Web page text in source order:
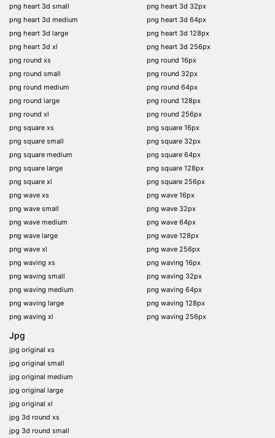
png heart 3d small
png heart 3d medium
png heart 3d large
png heart 3d xl
png round xs
png round small
png round medium
png round large
png round xl
png square xs
png square small
png square medium
png square large
png square xl
png wave xs
png wave small
png wave medium
png wave large
png wave xl
png waving xs
png waving small
png waving medium
png waving large
png waving xl
png heart 3d 32px
png heart 3d 64px
png heart 3d 128px
png heart 3d 256px
png round 16px
png round 32px
png round 64px
png round 128px
png round 256px
png square 16px
png square 32px
png square 64px
png square 128px
png square 256px
png wave 16px
png wave 32px
png wave 64px
png wave 128px
png wave 256px
png waving 16px
png waving 32px
png waving 64px
png waving 128px
png waving 256px
Jpg
jpg original xs
jpg original small
jpg original medium
jpg original large
jpg original xl
jpg 3d round xs
jpg 3d round small